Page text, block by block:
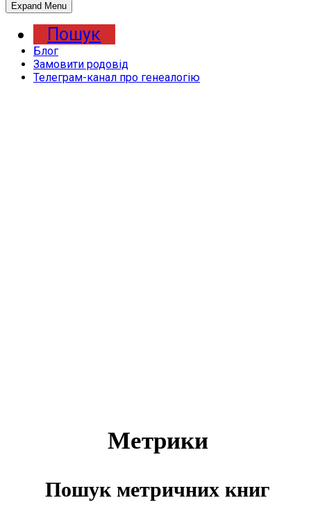
Expand Menu
Пошук
Блог
Замовити родовід
Телеграм-канал про генеалогію
Метрики
Пошук метричних книг